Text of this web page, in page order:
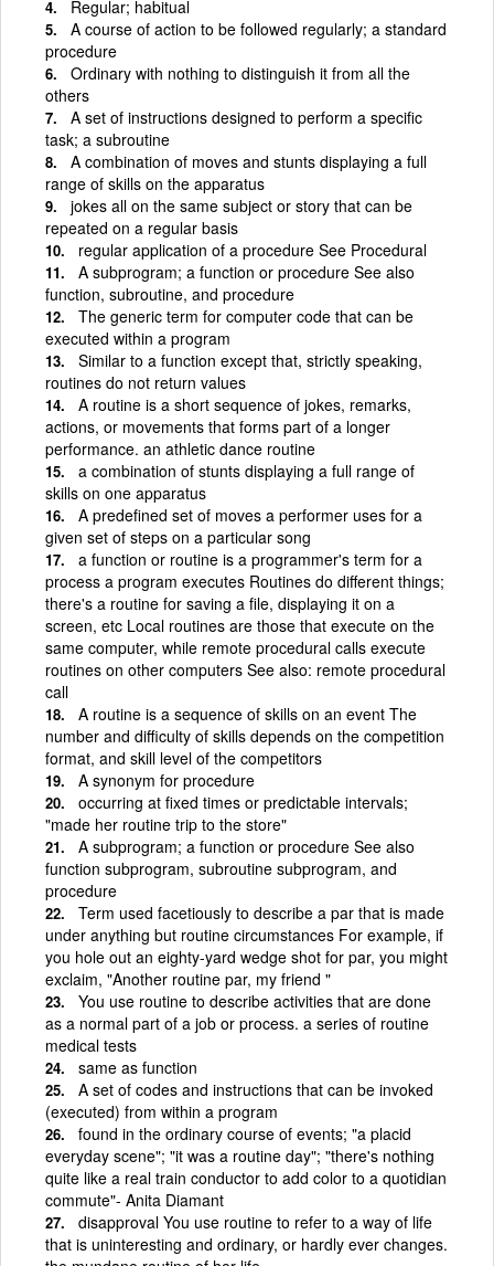
Regular; habitual
A course of action to be followed regularly; a standard
procedure
Ordinary with nothing to distinguish it from all the
others
A set of instructions designed to perform a specific
task; a subroutine
A combination of moves and stunts displaying a full
range of skills on the apparatus
jokes all on the same subject or story that can be
repeated on a regular basis
regular application of a procedure See Procedural
A subprogram; a function or procedure See also
function, subroutine, and procedure
The generic term for computer code that can be
executed within a program
Similar to a function except that, strictly speaking,
routines do not return values
A routine is a short sequence of jokes, remarks,
actions, or movements that forms part of a longer
performance. an athletic dance routine
a combination of stunts displaying a full range of
skills on one apparatus
A predefined set of moves a performer uses for a
given set of steps on a particular song
a function or routine is a programmer's term for a
process a program executes Routines do different things;
there's a routine for saving a file, displaying it on a
screen, etc Local routines are those that execute on the
same computer, while remote procedural calls execute
routines on other computers See also: remote procedural
call
A routine is a sequence of skills on an event The
number and difficulty of skills depends on the competition
format, and skill level of the competitors
A synonym for procedure
occurring at fixed times or predictable intervals;
"made her routine trip to the store"
A subprogram; a function or procedure See also
function subprogram, subroutine subprogram, and
procedure
Term used facetiously to describe a par that is made
under anything but routine circumstances For example, if
you hole out an eighty-yard wedge shot for par, you might
exclaim, "Another routine par, my friend "
You use routine to describe activities that are done
as a normal part of a job or process. a series of routine
medical tests
same as function
A set of codes and instructions that can be invoked
(executed) from within a program
found in the ordinary course of events; "a placid
everyday scene"; "it was a routine day"; "there's nothing
quite like a real train conductor to add color to a quotidian
commute"- Anita Diamant
disapproval You use routine to refer to a way of life
that is uninteresting and ordinary, or hardly ever changes.